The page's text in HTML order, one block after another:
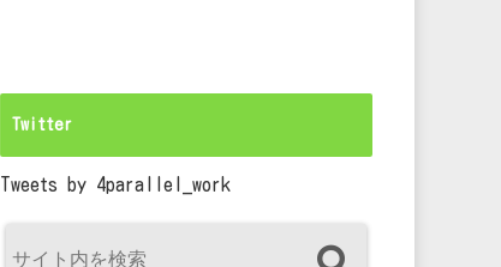
Twitter
Tweets by 4parallel_work